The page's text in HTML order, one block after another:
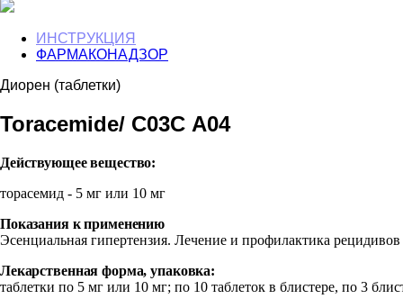
ИНСТРУКЦИЯ
ФАРМАКОНАДЗОР
Диорен (таблетки)
Toracemide/ С03С А04
Действующее вещество:
торасемид - 5 мг или 10 мг
Показания к применению
Эсенциальная гипертензия. Лечение и профилактика
Лекарственная форма, упаковка:
таблетки по 5 мг или 10 мг; по 10 таблеток в блистере, по 3